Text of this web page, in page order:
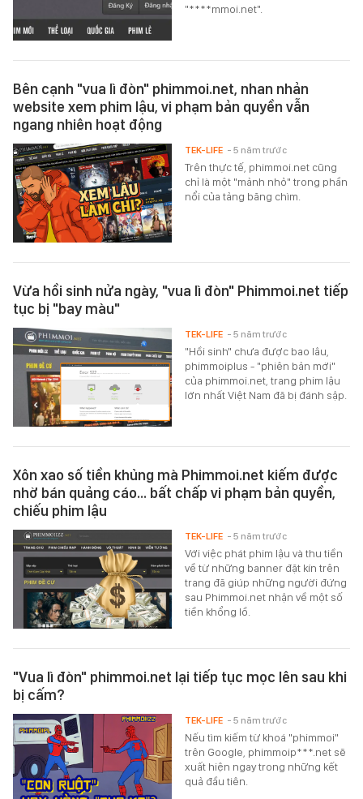
"****mmoi.net".
Bên cạnh "vua lì đòn" phimmoi.net, nhan nhản
website xem phim lậu, vi phạm bản quyền vẫn
ngang nhiên hoạt động
Trên thực tế, phimmoi.net cũng
chỉ là một "mảnh nhỏ" trong phần
nổi của tảng băng chìm.
TEK-LIFE - 5 năm trước
Vừa hồi sinh nửa ngày, "vua lì đòn" Phimmoi.net tiếp
tục bị "bay màu"
"Hồi sinh" chưa được bao lâu,
phimmoiplus - "phiên bản mới"
của phimmoi.net, trang phim lậu
lớn nhất Việt Nam đã bị đánh sập.
TEK-LIFE - 5 năm trước
Xôn xao số tiền khủng mà Phimmoi.net kiếm được
nhờ bán quảng cáo... bất chấp vi phạm bản quyền,
chiếu phim lậu
Với việc phát phim lậu và thu tiền
về từ những banner đặt kín trên
trang đã giúp những người đứng
sau Phimmoi.net nhận về một số
tiền khổng lồ.
TEK-LIFE - 5 năm trước
"Vua lì đòn" phimmoi.net lại tiếp tục mọc lên sau khi
bị cấm?
Nếu tìm kiếm từ khoá "phimmoi"
trên Google, phimmoip***.net sẽ
xuất hiện ngay trong những kết
quả đầu tiên.
TEK-LIFE - 5 năm trước